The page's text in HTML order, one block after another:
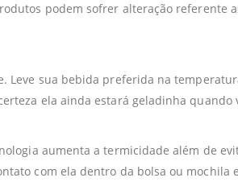
podem sofrer alteração
Leve sua bebida preferida na
ela ainda estará geladinha quando
aumenta a termicidade além de
com ela dentro da bolsa ou